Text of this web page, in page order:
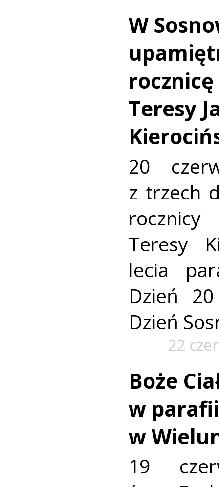
W
Teresy
20
z trzech
Teresy
lecia
Dzień
Dzień
22
Boże
w
w
19